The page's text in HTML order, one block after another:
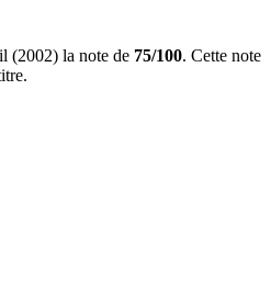
(2002) la note de 75/100. Cette note